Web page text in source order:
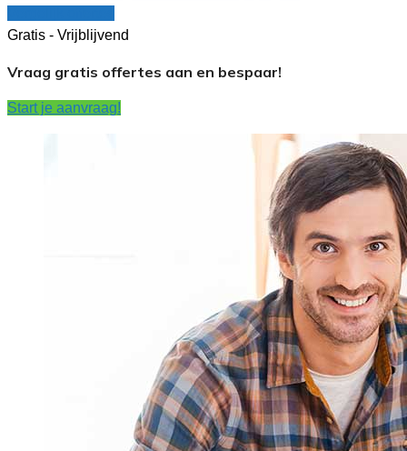
Gratis - Vrijblijvend
Vraag gratis offertes aan en bespaar!
Start je aanvraag!